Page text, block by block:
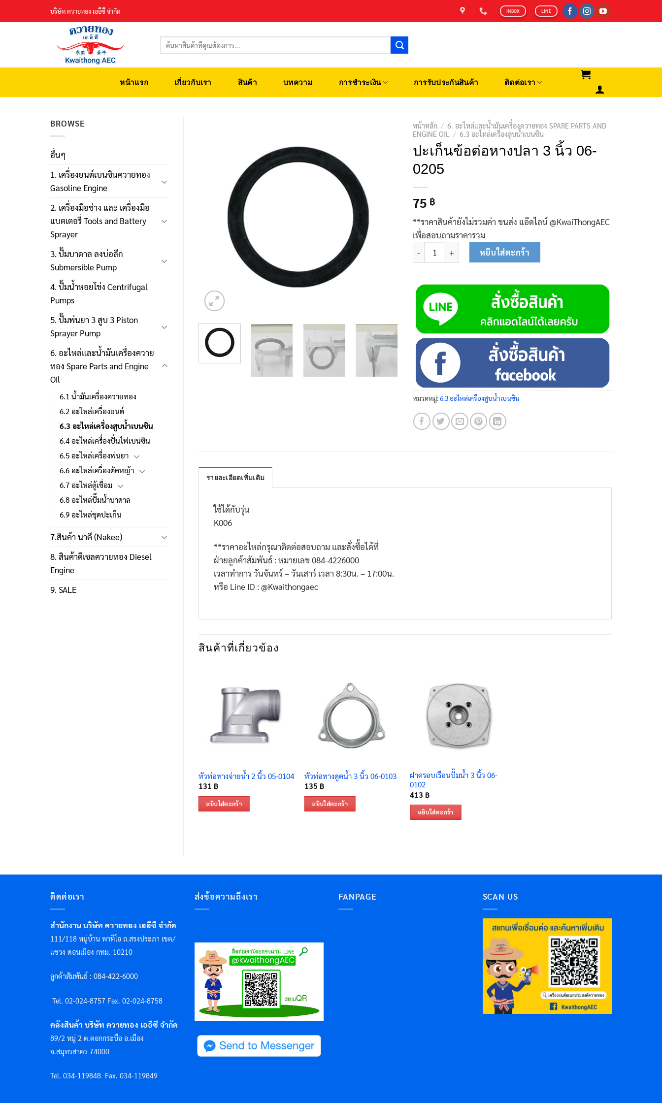
บริษัท ควายทอง เออีซี จำกัด INBOX LINE
ค้นหา:
หน้าแรก เกี่ยวกับเรา สินค้า บทความ การชำระเงิน การรับประกันสินค้า ติดต่อเรา
BROWSE
อื่นๆ
1. เครื่องยนต์เบนซินควายทอง
Gasoline Engine
2. เครื่องมือช่าง และ เครื่องมือ
แบตเตอรี่ Tools and Battery
Sprayer
3. ปั๊มบาดาล ลงบ่อลึก
Submersible Pump
4. ปั๊มน้ำหอยโข่ง Centrifugal
Pumps
5. ปั๊มพ่นยา 3 สูบ 3 Piston
Sprayer Pump
6. อะไหล่และน้ำมันเครื่องควาย
ทอง Spare Parts and Engine
Oil
6.1 น้ำมันเครื่องควายทอง
6.2 อะไหล่เครื่องยนต์
6.3 อะไหล่เครื่องสูบน้ำเบนซิน
6.4 อะไหล่เครื่องปั่นไฟเบนซิน
6.5 อะไหล่เครื่องพ่นยา
6.6 อะไหล่เครื่องตัดหญ้า
6.7 อะไหล่ตู้เชื่อม
6.8 อะไหล่ปั๊มน้ำบาดาล
6.9 อะไหล่ชุดปะเก็น
7.สินค้า นาคี (Nakee)
8. สินค้าดีเซลควายทอง Diesel
Engine
9. SALE
หน้าหลัก / 6. อะไหล่และน้ำมันเครื่องควายทอง SPARE PARTS AND
ENGINE OIL
/ 6.3 อะไหล่เครื่องสูบน้ำเบนซิน
ปะเก็นข้อต่อหางปลา 3 นิ้ว 06-
0205
75 ฿
**ราคาสินค้ายังไม่รวมค่า ขนส่ง แอ๊ดไลน์ @KwaiThongAEC
เพื่อสอบถามราคารวม
จำนวน ปะเก็นข้อต่อหางปลา 3 นิ้ว 06-0205 ชิ้น
หยิบใส่ตะกร้า
หมวดหมู่:6.3 อะไหล่เครื่องสูบน้ำเบนซิน
รายละเอียดเพิ่มเติม
ใช้ได้กับรุ่น
K006
**ราคาอะไหล่กรุณาติดต่อสอบถาม และสั่งซื้อได้ที่
ฝ่ายลูกค้าสัมพันธ์ : หมายเลข 084-4226000
เวลาทำการ วันจันทร์ – วันเสาร์ เวลา 8:30น. – 17:00น.
หรือ Line ID : @Kwaithongaec
สินค้าที่เกี่ยวข้อง
หัวท่อทางจ่ายน้ำ 2 นิ้ว 05-0104
131 ฿
หยิบใส่ตะกร้า
หัวท่อทางดูดน้ำ 3 นิ้ว 06-0103
135 ฿
หยิบใส่ตะกร้า
ฝาครอบเรือนปั๊มน้ำ 3 นิ้ว 06-
0102
413 ฿
หยิบใส่ตะกร้า
ติดต่อเรา
สำนักงาน บริษัท ควายทอง เออีซี จำกัด
111/118 หมู่บ้าน พาทิโอ ถ.สรงประภา เขต/
แขวง ดอนเมือง กทม. 10210
ลูกค้าสัมพันธ์ : 084-422-6000
Tel. 02-024-8757 Fax. 02-024-8758
คลังสินค้า บริษัท ควายทอง เออีซี จำกัด
89/2 หมู่ 2 ต.คอกกระบือ อ.เมือง
จ.สมุทรสาคร 74000
Tel. 034-119848 Fax. 034-119849
ส่งข้อความถึงเรา FANPAGE SCAN US